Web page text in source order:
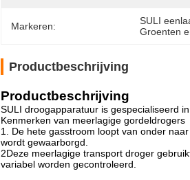
Markeren: SULI
Groenten
Productbeschrijving
Productbeschrijving
SULI droogapparatuur is gespecialiseerd
Kenmerken van meerlagige gordeldrogers
1. De hete gasstroom loopt van onder
wordt gewaarborgd.
2Deze meerlagige transport droger
variabel worden gecontroleerd.